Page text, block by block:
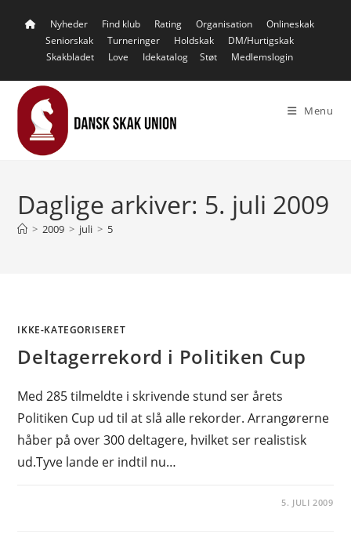
Nyheder Find klub Rating Organisation
Onlineskak
Seniorskak
Turneringer Holdskak
DM/Hurtigskak
Skakbladet
Love Idekatalog Støt Medlemslogin
Menu
Daglige arkiver: 5. juli 2009
> 2009 > juli > 5
IKKE-KATEGORISERET
Deltagerrekord i Politiken Cup
Med 285 tilmeldte i skrivende stund ser årets
Politiken Cup ud til at slå alle rekorder. Arrangørerne
håber på over 300 deltagere, hvilket ser realistisk
ud.Tyve lande er indtil nu…
5. JULI 2009